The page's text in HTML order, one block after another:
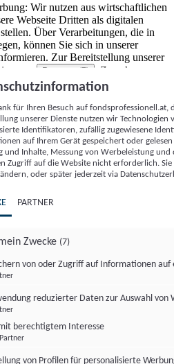
Wir nutzen aus wirtschaftlichen
Webseite Dritten als digitalen
Über Verarbeitungen, die in
können Sie sich in unserer
Zur Bereitstellung unserer
von
Partnern (5)
. Zwecke:
Messung von Werbeleistung
sowie Zielgruppenforschung.
Online-Kennungen (z. B. login-
Kennungen,
zusammen mit anderen
und Browserinformationen,
Technologien usw.) auf
von dort ausgelesen werden, um es
es eine App oder einer Webseite
oder mehrere der hier aufgeführten
für Ihren Besuch auf
unserer Dienste nutzen wir Technologien
Identifikatoren, zufällig zugewiesene
auf Ihrem Gerät gespeichert oder
und Inhalte, Messung von Werbeleistung
Zugriff auf die Website nicht erforderlich.
oder später jederzeit via
PARTNER
Zwecke (7)
von oder Zugriff auf Informationen auf
reduzierter Daten zur Auswahl von
berechtigtem Interesse
von Profilen für personalisierte